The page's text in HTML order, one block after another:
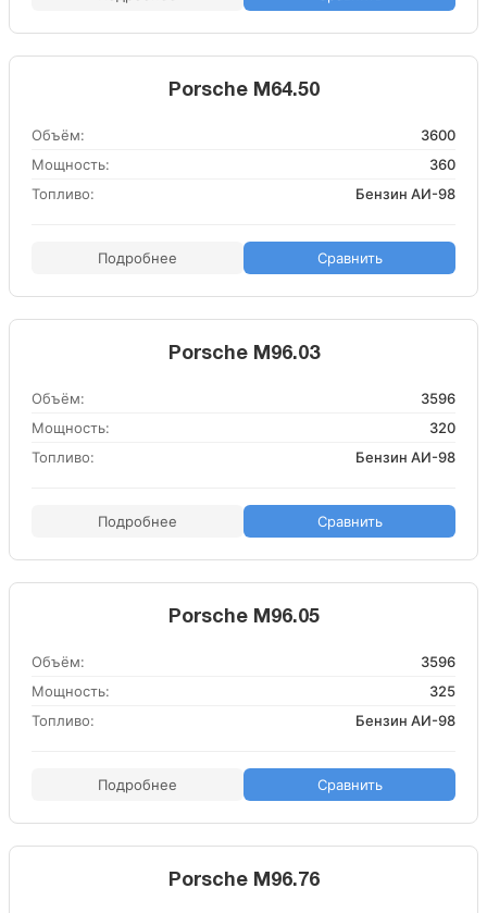
Porsche M64.50
Объём:
3600
Мощность:
360
Топливо:
Бензин АИ-98
Подробнее Сравнить
Porsche M96.03
Объём:
3596
Мощность:
320
Топливо:
Бензин АИ-98
Подробнее Сравнить
Porsche M96.05
Объём:
3596
Мощность:
325
Топливо:
Бензин АИ-98
Подробнее Сравнить
Porsche M96.76